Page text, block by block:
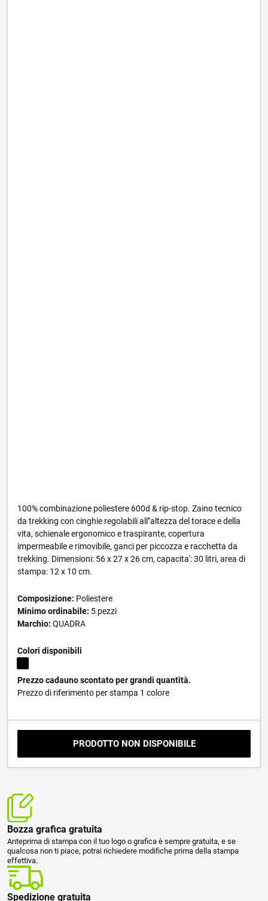
100% combinazione poliestere 600d & rip-stop. Zaino tecnico
da trekking con cinghie regolabili all'’altezza del torace e della
vita, schienale ergonomico e traspirante, copertura
impermeabile e rimovibile, ganci per piccozza e racchetta da
trekking. Dimensioni: 56 x 27 x 26 cm, capacita': 30 litri, area di
stampa: 12 x 10 cm.
Composizione: Poliestere
Minimo ordinabile: 5 pezzi
Marchio: QUADRA
Colori disponibili
Prezzo cadauno scontato per grandi quantità.
Prezzo di riferimento per stampa 1 colore
PRODOTTO NON DISPONIBILE
Bozza grafica gratuita
Anteprima di stampa con il tuo logo o grafica è sempre gratuita, e se
qualcosa non ti piace, potrai richiedere modifiche prima della stampa
effettiva.
Spedizione gratuita